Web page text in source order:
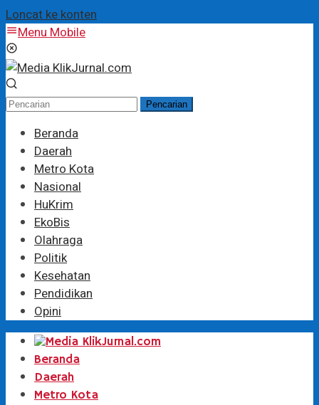
Loncat ke konten
Menu Mobile
Pencarian
Beranda
Daerah
Metro Kota
Nasional
HuKrim
EkoBis
Olahraga
Politik
Kesehatan
Pendidikan
Opini
Beranda
Daerah
Metro Kota